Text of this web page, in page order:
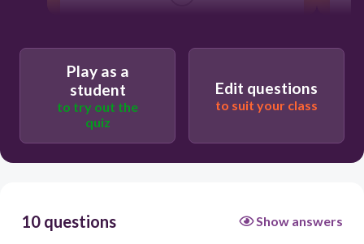
Play as a
student
to try out the
quiz
Edit questions
to suit your class
10 questions Show answers